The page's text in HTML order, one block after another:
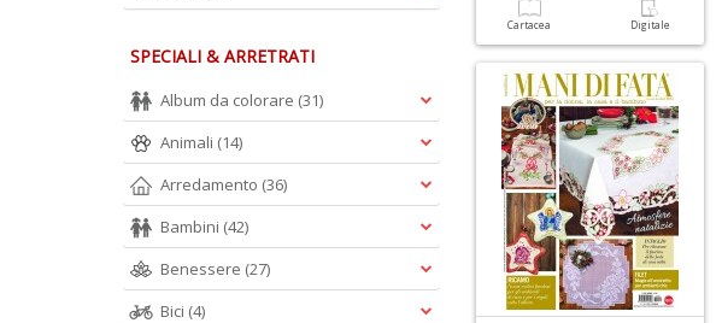
Cartacea Digitale
SPECIALI & ARRETRATI
Album da colorare (31)
Animali (14)
Arredamento (36)
Bambini (42)
Benessere (27)
Bici (4)